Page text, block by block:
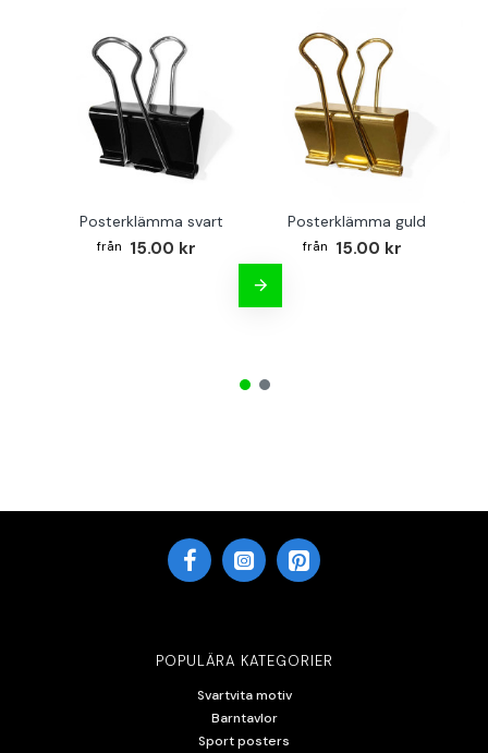
Posterklämma svart
15.00 kr
Posterklämma guld
15.00 kr
POPULÄRA KATEGORIER
Svartvita motiv
Barntavlor
Sport posters